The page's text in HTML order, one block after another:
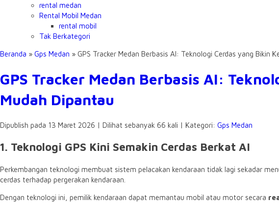
rental medan
Rental Mobil Medan
rental mobil
Tak Berkategori
Beranda » Gps Medan » GPS Tracker Medan Berbasis AI: Teknologi Cerdas yang Bikin
GPS Tracker Medan Berbasis AI:
Mudah Dipantau
Dipublish pada 13 Maret 2026 | Dilihat sebanyak 66 kali | Kategori: Gps Medan
1. Teknologi GPS Kini Semakin Cerdas Berkat AI
Perkembangan teknologi membuat sistem pelacakan kendaraan tidak lagi sekadar
cerdas terhadap pergerakan kendaraan.
Dengan teknologi ini, pemilik kendaraan dapat memantau mobil atau motor secara